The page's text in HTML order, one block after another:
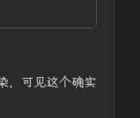
，可见这个确实